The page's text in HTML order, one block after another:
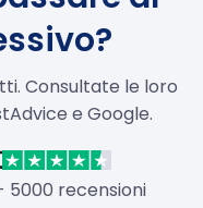
Consultate le loro
e Google.
5000 recensioni